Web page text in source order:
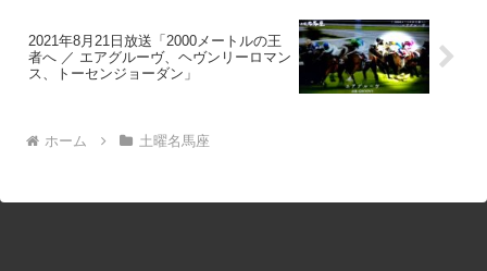
2021年8月21日放送「2000メートルの王
者へ ／ エアグルーヴ、ヘヴンリーロマン
ス、トーセンジョーダン」
ホーム 土曜名馬座